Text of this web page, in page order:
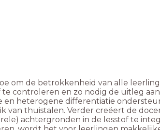
om de betrokkenheid van alle
controleren en zo nodig de uitleg
en heterogene differentiatie
van thuistalen. Verder creëert de
achtergronden in de lesstof te